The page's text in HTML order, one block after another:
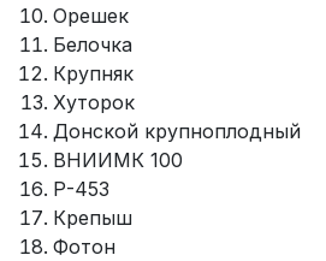
Орешек
Белочка
Крупняк
Хуторок
Донской крупноплодный
ВНИИМК 100
Р-453
Крепыш
Фотон